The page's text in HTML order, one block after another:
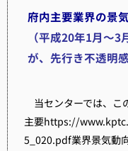
府内主要業界の景
（平成20年1月～
が、先行き不透明
当センターでは、こ
主要https://
5_020.pdf業界景気動